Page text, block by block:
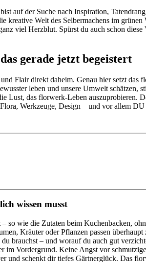
auf der Suche nach Inspiration,
kreative Welt des Selbermachens im
viel Herzblut. Spürst du auch schon
gerade jetzt begeistert
Flair direkt daheim. Genau hier setzt
leben und unsere Umwelt schätzen,
Lust, das florwerk-Leben auszuprobieren.
Werkzeuge, Design – und vor allem
wissen musst
so wie die Zutaten beim Kuchenbacken,
Kräuter oder Pflanzen passen
brauchst – und worauf du auch gut
im Vordergrund. Keine Angst vor
und schenkt dir tiefes Gärtnerglück. Das